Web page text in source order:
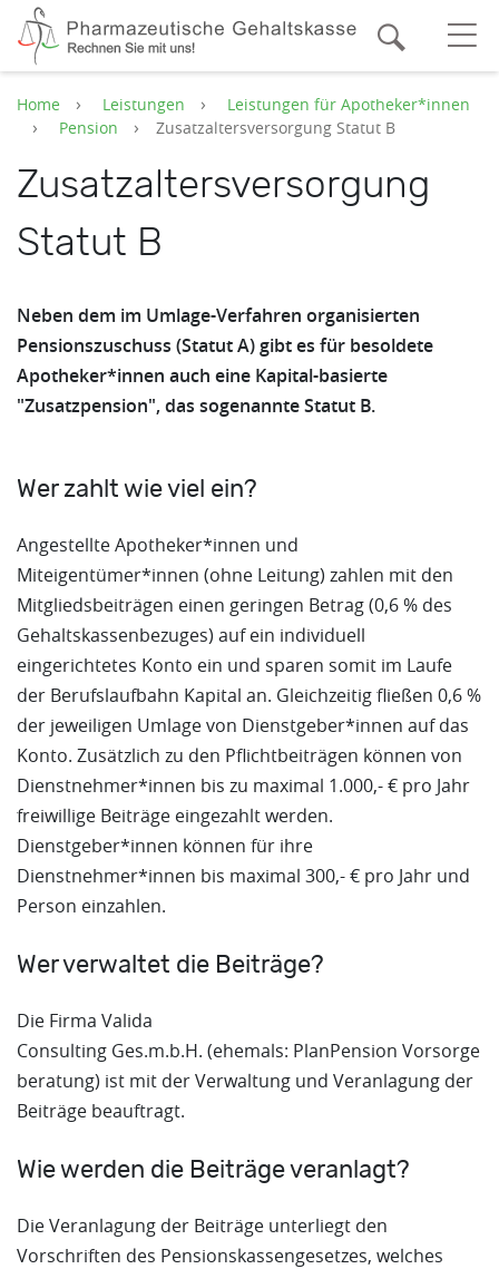
Zum Hauptinhalt springen Suche
Home Leistungen
Leistungen für Apotheker*innen
Pension
Zusatzaltersversorgung Statut B
Zusatzaltersversorgung
Statut B
Neben dem im Umlage-Verfahren organisierten
Pensionszuschuss (Statut A) gibt es für besoldete
Apotheker*innen auch eine Kapital-basierte
"Zusatzpension", das sogenannte Statut B.
Wer zahlt wie viel ein?
Angestellte Apotheker*innen und
Miteigentümer*innen (ohne Leitung) zahlen mit den
Mitgliedsbeiträgen einen geringen Betrag (0,6 % des
Gehaltskassenbezuges) auf ein individuell
eingerichtetes Konto ein und sparen somit im Laufe
der Berufslaufbahn Kapital an. Gleichzeitig fließen 0,6 %
der jeweiligen Umlage von Dienstgeber*innen auf das
Konto. Zusätzlich zu den Pflichtbeiträgen können von
Dienstnehmer*innen bis zu maximal 1.000,- € pro Jahr
freiwillige Beiträge eingezahlt werden.
Dienstgeber*innen können für ihre
Dienstnehmer*innen bis maximal 300,- € pro Jahr und
Person einzahlen.
Wer verwaltet die Beiträge?
Die Firma Valida
Consulting Ges.m.b.H. (ehemals: PlanPension Vorsorge
beratung) ist mit der Verwaltung und Veranlagung der
Beiträge beauftragt.
Wie werden die Beiträge veranlagt?
Die Veranlagung der Beiträge unterliegt den
Vorschriften des Pensionskassengesetzes, welches